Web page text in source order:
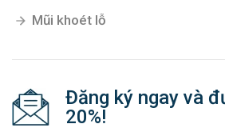
Mũi khoét lỗ
Đăng ký ngay và
20%!